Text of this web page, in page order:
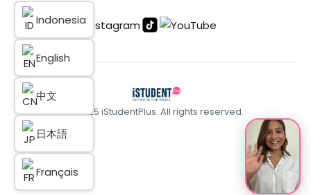
© 2025 iStudentPlus. All rights reserved.
Indonesia
English
中文
日本語
Français